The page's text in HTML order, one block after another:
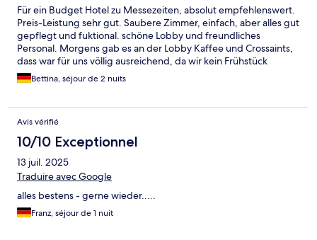
Für ein Budget Hotel zu Messezeiten, absolut empfehlenswert.
Preis-Leistung sehr gut. Saubere Zimmer, einfach, aber alles gut
gepflegt und fuktional. schöne Lobby und freundliches
Personal. Morgens gab es an der Lobby Kaffee und Crossaints,
dass war für uns völlig ausreichend, da wir kein Frühstück
gebucht hatten um den morgendlichen Buffet-Stress zu
vermeiden. Gute Anbindung mit Tram und Bus, direkt ca. 200
Bettina, séjour de 2 nuits
Avis vérifié
10/10 Exceptionnel
13 juil. 2025
Traduire avec Google
alles bestens - gerne wieder.....
Franz, séjour de 1 nuit